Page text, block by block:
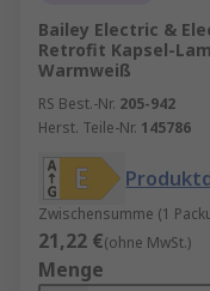
Bailey Electric &
Retrofit Kapsel-
Warmweiß
RS Best.-Nr. 205-942
Herst. Teile-Nr. 145786
Zwischensumme (1
21,22 €(ohne MwSt.)
Menge